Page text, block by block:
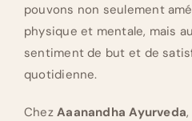
pouvons non seulement
physique et mentale, mais
sentiment de but et de
quotidienne.
ChezAaanandha Ayurveda